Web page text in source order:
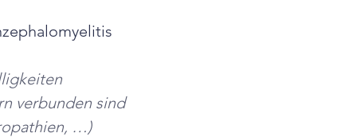
verbunden sind
…)